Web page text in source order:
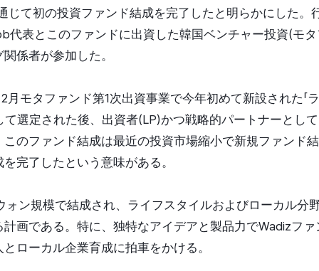
じて初の投資ファンド結成を完了したと明らかにした。
代表とこのファンドに出資した韓国ベンチャー投資(モ
係者が参加した。
モタファンド第1次出資事業で今年初めて新設された「
選定された後、出資者(LP)かつ戦略的パートナーとし
のファンド結成は最近の投資市場縮小で新規ファンド
完了したという意味がある。
ォン規模で結成され、ライフスタイルおよびローカル分
画である。特に、独特なアイデアと製品力でWadizフ
ローカル企業育成に拍車をかける。